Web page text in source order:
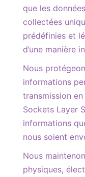
que les
collectées
prédéfinies et
d’une manière
Nous
informations
transmission
Sockets Layer
informations
nous soient
Nous
physiques,